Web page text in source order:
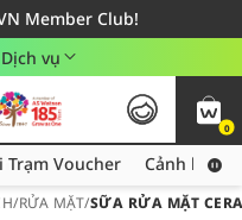
Member Club!
hàng từ 249,000Đ
khu vực TP. Hồ Chí Minh
vụ
0
Thu thập thêm voucher hot tại Trạm Voucher Voucher Cảnh báo
/RỬA MẶT/SỮA RỬA MẶT